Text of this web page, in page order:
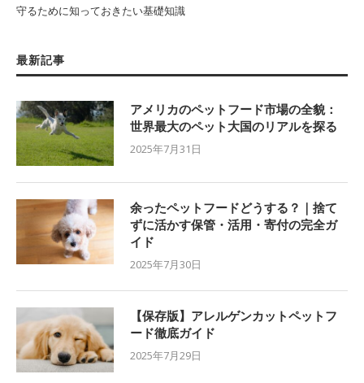
守るために知っておきたい基礎知識
最新記事
アメリカのペットフード市場の全貌：
世界最大のペット大国のリアルを探る
2025年7月31日
余ったペットフードどうする？｜捨て
ずに活かす保管・活用・寄付の完全ガ
イド
2025年7月30日
【保存版】アレルゲンカットペットフ
ード徹底ガイド
2025年7月29日